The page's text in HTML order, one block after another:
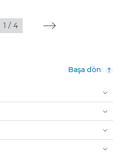
1 / 4
Başa dön